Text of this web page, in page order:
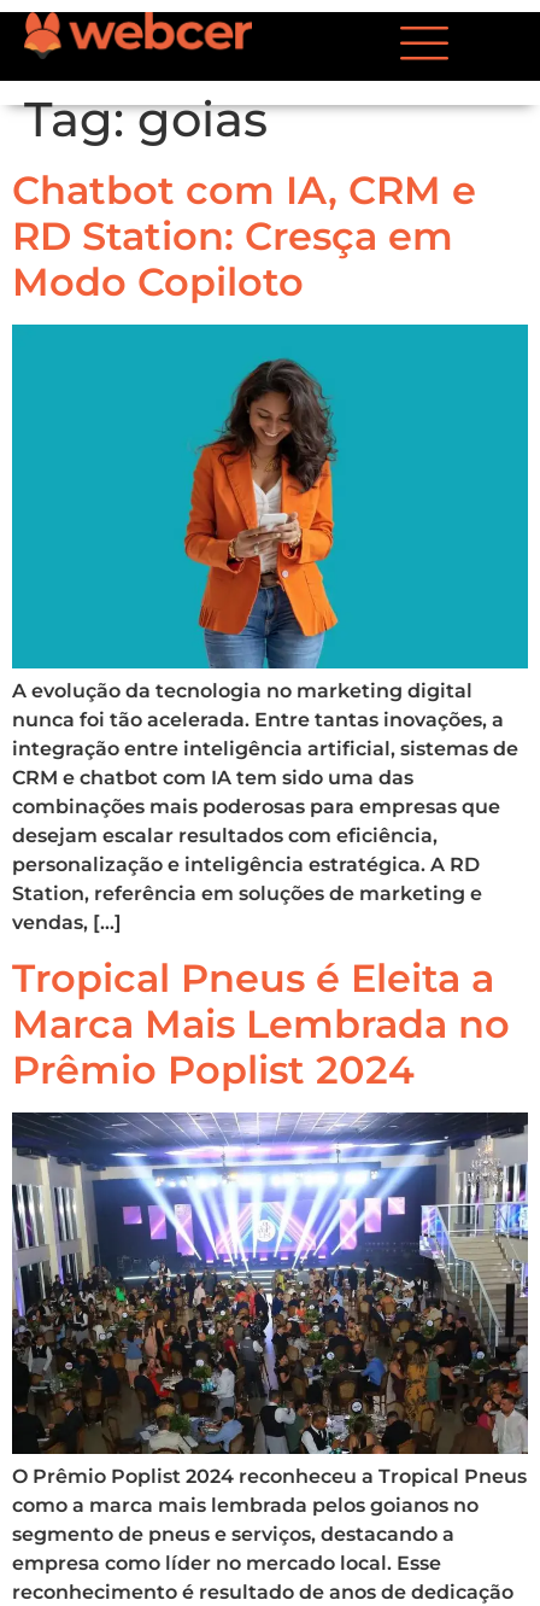
Tag:goias
Chatbot com IA, CRM e
RD Station: Cresça em
Modo Copiloto
A evolução da tecnologia no marketing digital
nunca foi tão acelerada. Entre tantas inovações, a
integração entre inteligência artificial, sistemas de
CRM e chatbot com IA tem sido uma das
combinações mais poderosas para empresas que
desejam escalar resultados com eficiência,
personalização e inteligência estratégica. A RD
Station, referência em soluções de marketing e
vendas, […]
Tropical Pneus é Eleita a
Marca Mais Lembrada no
Prêmio Poplist 2024
O Prêmio Poplist 2024 reconheceu a Tropical Pneus
como a marca mais lembrada pelos goianos no
segmento de pneus e serviços, destacando a
empresa como líder no mercado local. Esse
reconhecimento é resultado de anos de dedicação